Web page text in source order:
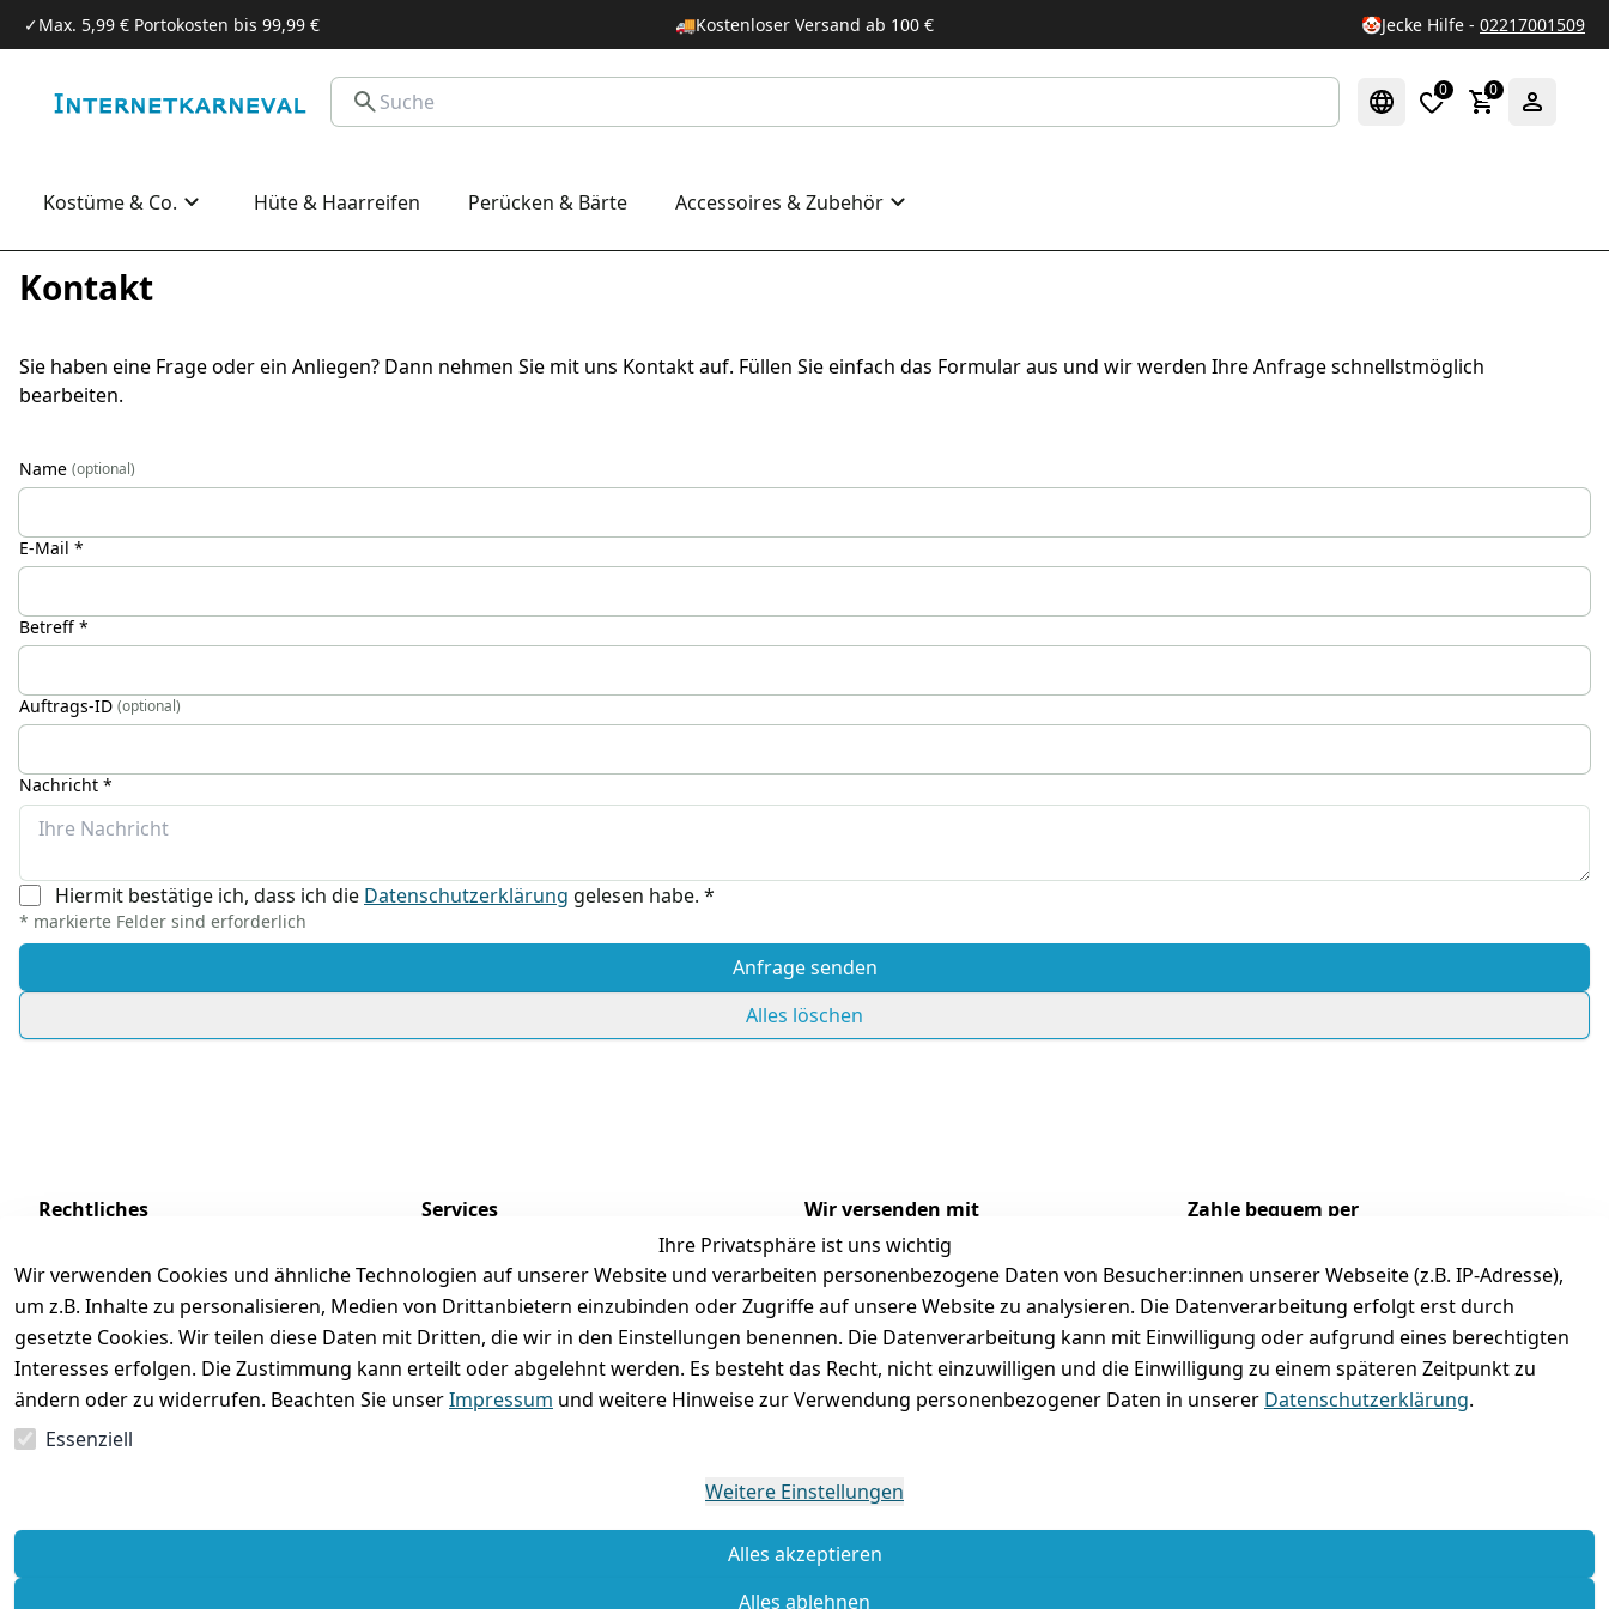
✓Max. 5,99 € Portokosten bis 99,99 € 🚚Kostenloser Versand ab 100 € 🤡Jecke Hilfe -02217001509
0 0
Kostüme & Co. Hüte & Haarreifen Perücken & Bärte Accessoires & Zubehör
Kontakt
Sie haben eine Frage oder ein Anliegen? Dann nehmen Sie mit uns Kontakt auf. Füllen Sie einfach das Formular aus und wir werden Ihre Anfrage schnellstmöglich
bearbeiten.
Name (optional)
E-Mail *
Betreff *
Auftrags-ID (optional)
Nachricht *
Hiermit bestätige ich, dass ich die Datenschutzerklärung gelesen habe. *
* markierte Felder sind erforderlich
Alles löschen
Anfrage senden
Ihre Privatsphäre ist uns wichtig
Wir verwenden Cookies und ähnliche Technologien auf unserer Website und verarbeiten personenbezogene Daten von Besucher:innen unserer Webseite (z.B. IP-Adresse),
um z.B. Inhalte zu personalisieren, Medien von Drittanbietern einzubinden oder Zugriffe auf unsere Website zu analysieren. Die Datenverarbeitung erfolgt erst durch
gesetzte Cookies. Wir teilen diese Daten mit Dritten, die wir in den Einstellungen benennen. Die Datenverarbeitung kann mit Einwilligung oder aufgrund eines berechtigten
Interesses erfolgen. Die Zustimmung kann erteilt oder abgelehnt werden. Es besteht das Recht, nicht einzuwilligen und die Einwilligung zu einem späteren Zeitpunkt zu
ändern oder zu widerrufen. Beachten Sie unserImpressum und weitere Hinweise zur Verwendung personenbezogener Daten in unserer Datenschutzerklärung.
Essenziell
Weitere Einstellungen
Alles akzeptieren
Alles ablehnen
Rechtliches
Impressum
Datenschutzerklärung
Batterieentsorgung
Widerrufsrecht
Services
Registrieren
Zahlung und Versand
Rückgabe / Umtausch / Reklamation
Wir versenden mit
Folgt uns gern auf
Zahle bequem per